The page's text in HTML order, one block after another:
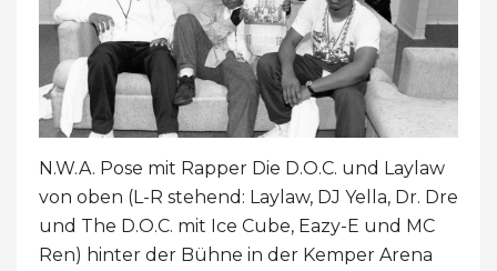
N.W.A. Pose mit Rapper Die D.O.C. und Laylaw
von oben (L-R stehend: Laylaw, DJ Yella, Dr. Dre
und The D.O.C. mit Ice Cube, Eazy-E und MC
Ren) hinter der Bühne in der Kemper Arena